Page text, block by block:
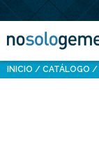
INICIO CATÁLOGO